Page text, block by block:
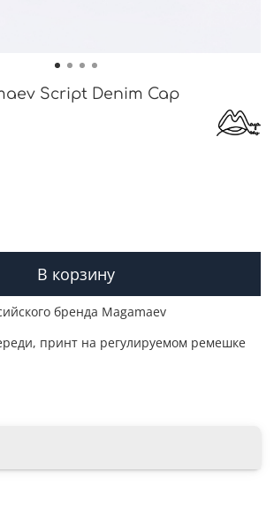
Script Denim Cap
В корзину
бренда Magamaev
принт на регулируемом ремешке